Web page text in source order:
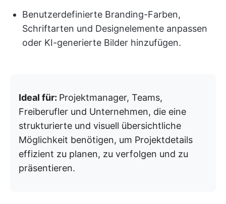
Benutzerdefinierte Branding-Farben,
Schriftarten und Designelemente anpassen
oder KI-generierte Bilder hinzufügen.
Ideal für: Projektmanager, Teams,
Freiberufler und Unternehmen, die eine
strukturierte und visuell übersichtliche
Möglichkeit benötigen, um Projektdetails
effizient zu planen, zu verfolgen und zu
präsentieren.